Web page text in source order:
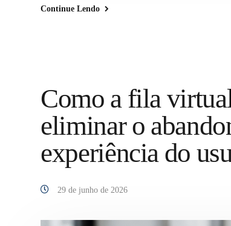
Continue Lendo
Como a fila
eliminar o
experiência do
29 de junho de 2026